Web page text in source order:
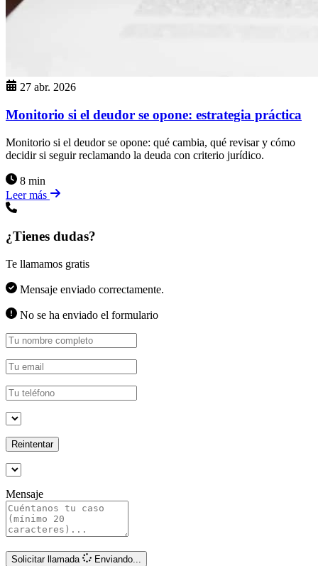
27 abr. 2026
Monitorio si el deudor se opone: estrategia práctica
Monitorio si el deudor se opone: qué cambia, qué revisar y cómo
decidir si seguir reclamando la deuda con criterio jurídico.
8 min
Leer más
¿Tienes dudas?
Te llamamos gratis
Mensaje enviado correctamente.
No se ha enviado el formulario
Reintentar
Mensaje
Solicitar llamada Enviando...